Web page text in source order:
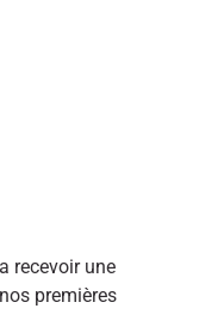
recevoir une
premières